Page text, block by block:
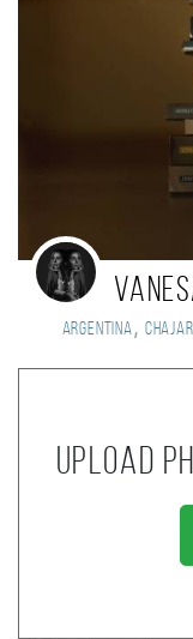
Argentina, Chajari
Upload